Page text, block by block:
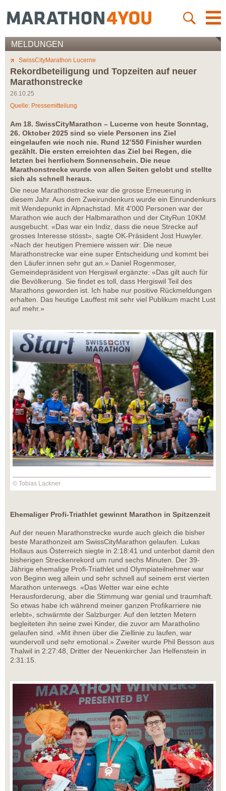
MELDUNGEN
SwissCityMarathon Lucerne
Rekordbeteiligung und Topzeiten auf neuer
Marathonstrecke
26.10.25
Quelle: Pressemitteilung
Am 18. SwissCityMarathon – Lucerne von heute Sonntag,
26. Oktober 2025 sind so viele Personen ins Ziel
eingelaufen wie noch nie. Rund 12’550 Finisher wurden
gezählt. Die ersten erreichten das Ziel bei Regen, die
letzten bei herrlichem Sonnenschein. Die neue
Marathonstrecke wurde von allen Seiten gelobt und stellte
sich als schnell heraus.
Die neue Marathonstrecke war die grosse Erneuerung in
diesem Jahr. Aus dem Zweirundenkurs wurde ein Einrundenkurs
mit Wendepunkt in Alpnachstad. Mit 4'000 Personen war der
Marathon wie auch der Halbmarathon und der CityRun 10KM
ausgebucht. «Das war ein Indiz, dass die neue Strecke auf
grosses Interesse stösst», sagte OK-Präsident Jost Huwyler.
«Nach der heutigen Premiere wissen wir: Die neue
Marathonstrecke war eine super Entscheidung und kommt bei
den Läufer:innen sehr gut an.» Daniel Rogenmoser,
Gemeindepräsident von Hergiswil ergänzte: «Das gilt auch für
die Bevölkerung. Sie findet es toll, dass Hergiswil Teil des
Marathons geworden ist. Ich habe nur positive Rückmeldungen
erhalten. Das heutige Lauffest mit sehr viel Publikum macht Lust
auf mehr.»
© Tobias Lackner
Ehemaliger Profi-Triathlet gewinnt Marathon in Spitzenzeit
Auf der neuen Marathonstrecke wurde auch gleich die bisher
beste Marathonzeit am SwissCityMarathon gelaufen. Lukas
Hollaus aus Österreich siegte in 2:18:41 und unterbot damit den
bisherigen Streckenrekord um rund sechs Minuten. Der 39-
Jährige ehemalige Profi-Triathlet und Olympiateilnehmer war
von Beginn weg allein und sehr schnell auf seinem erst vierten
Marathon unterwegs. «Das Wetter war eine echte
Herausforderung, aber die Stimmung war genial und traumhaft.
So etwas habe ich während meiner ganzen Profikarriere nie
erlebt», schwärmte der Salzburger. Auf den letzten Metern
begleiteten ihn seine zwei Kinder, die zuvor am Maratholino
gelaufen sind. «Mit ihnen über die Ziellinie zu laufen, war
wundervoll und sehr emotional.» Zweiter wurde Phil Besson aus
Thalwil in 2:27:48, Dritter der Neuenkircher Jan Helfenstein in
2:31:15.